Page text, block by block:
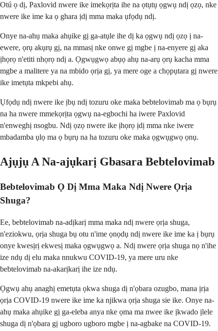
Otú ọ dị, Paxlovid nwere ike imekọrịta ihe na ọtụtụ ọgwụ ndị ọzọ, nke
nwere ike ime ka ọ ghara ịdị mma maka ụfọdụ ndị.
Onye na-ahụ maka ahụike gị ga-atụle ihe dị ka ọgwụ ndị ọzọ ị na-
ewere, ọrụ akụrụ gị, na mmasị nke onwe gị mgbe ị na-enyere gị aka
ịhọrọ n'etiti nhọrọ ndị a. Ọgwụgwọ abụọ ahụ na-arụ ọrụ kacha mma
mgbe a malitere ya na mbido ọrịa gị, ya mere oge a chọpụtara gị nwere
ike imetụta mkpebi ahụ.
Ụfọdụ ndị nwere ike ịbụ ndị tozuru oke maka bebtelovimab ma ọ bụrụ
na ha nwere mmekọrịta ọgwụ na-egbochi ha iwere Paxlovid
n'enweghị nsogbu. Ndị ọzọ nwere ike ịhọrọ ịdị mma nke iwere
mbadamba ụlọ ma ọ bụrụ na ha tozuru oke maka ọgwụgwọ ọnụ.
Ajụjụ A Na-ajụkarị Gbasara Bebtelovimab
Bebtelovimab Ọ Dị Mma Maka Ndị Nwere Ọrịa
Shuga?
Ee, bebtelovimab na-adịkarị mma maka ndị nwere ọrịa shuga,
n'eziokwu, ọrịa shuga bụ otu n'ime ọnọdụ ndị nwere ike ime ka ị bụrụ
onye kwesịrị ekwesị maka ọgwụgwọ a. Ndị nwere ọrịa shuga nọ n'ihe
ize ndụ dị elu maka nnukwu COVID-19, ya mere uru nke
bebtelovimab na-akarịkarị ihe ize ndụ.
Ọgwụ ahụ anaghị emetụta ọkwa shuga dị n'ọbara ozugbo, mana ịrịa
ọrịa COVID-19 nwere ike ime ka njikwa ọrịa shuga sie ike. Onye na-
ahụ maka ahụike gị ga-eleba anya nke ọma ma nwee ike ịkwado ịlele
shuga dị n'ọbara gị ugboro ugboro mgbe ị na-agbake na COVID-19.